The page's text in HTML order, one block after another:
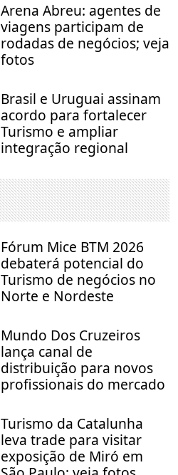
Arena Abreu: agentes de
viagens participam de
rodadas de negócios; veja
fotos
Brasil e Uruguai assinam
acordo para fortalecer
Turismo e ampliar
integração regional
Fórum Mice BTM 2026
debaterá potencial do
Turismo de negócios no
Norte e Nordeste
Mundo Dos Cruzeiros
lança canal de
distribuição para novos
profissionais do mercado
Turismo da Catalunha
leva trade para visitar
exposição de Miró em